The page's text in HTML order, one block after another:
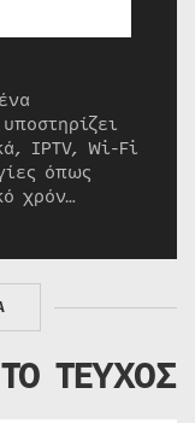
IPTV, Wi-Fi
όπως
χρόν…
ΤΕΥΧΟΣ